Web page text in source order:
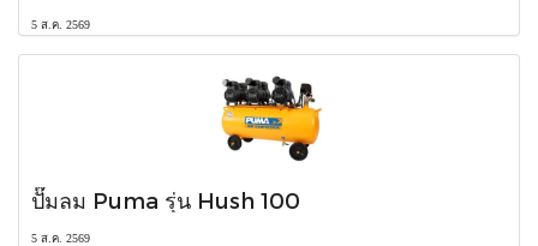
5 ส.ค. 2569
ปั๊มลม Puma รุ่น Hush 100
5 ส.ค. 2569